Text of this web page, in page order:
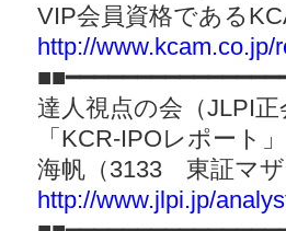
VIP会員資格である
http://www.kcam.co.jp/
達人視点の会（JLPI
「KCR-IPOレポー
海帆（3133 東証マ
http://www.jlpi.jp/